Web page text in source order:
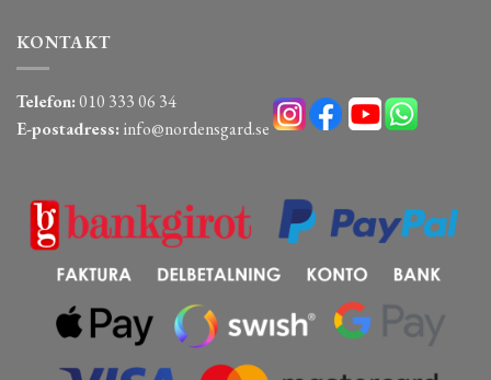
KONTAKT
Telefon:010 333 06 34
E-postadress: info@nordensgard.se